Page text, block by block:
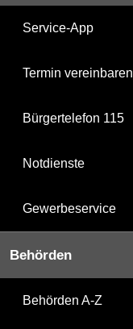
Service-App
Termin vereinbaren
Bürgertelefon 115
Notdienste
Gewerbeservice
Behörden
Behörden A-Z